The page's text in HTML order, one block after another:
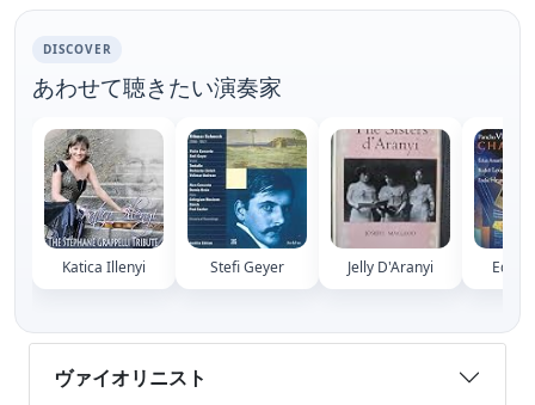
DISCOVER
あわせて聴きたい演奏家
Katica Illenyi Stefi Geyer Jelly D'Aranyi Edua
ヴァイオリニスト